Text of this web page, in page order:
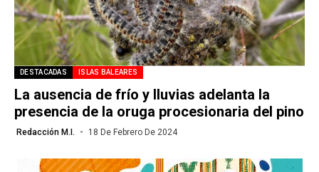
DESTACADAS ISLAS BALEARES
La ausencia de frío y lluvias adelanta la
presencia de la oruga procesionaria del pino
Redacción M.I. 18 De Febrero De 2024